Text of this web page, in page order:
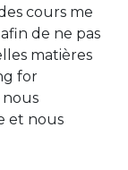
cours me
de ne pas
matières
for
nous
et nous